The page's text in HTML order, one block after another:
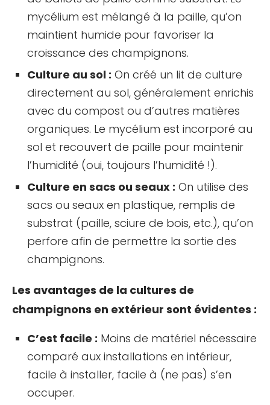
mycélium est mélangé à la paille, qu’on
maintient humide pour favoriser la
croissance des champignons.
Culture au sol : On créé un lit de culture
directement au sol, généralement enrichis
avec du compost ou d’autres matières
organiques. Le mycélium est incorporé au
sol et recouvert de paille pour maintenir
l’humidité (oui, toujours l’humidité !).
Culture en sacs ou seaux : On utilise des
sacs ou seaux en plastique, remplis de
substrat (paille, sciure de bois, etc.), qu’on
perfore afin de permettre la sortie des
champignons.
Les avantages de la cultures de
champignons en extérieur sont évidentes :
C’est facile : Moins de matériel nécessaire
comparé aux installations en intérieur,
facile à installer, facile à (ne pas) s’en
occuper.